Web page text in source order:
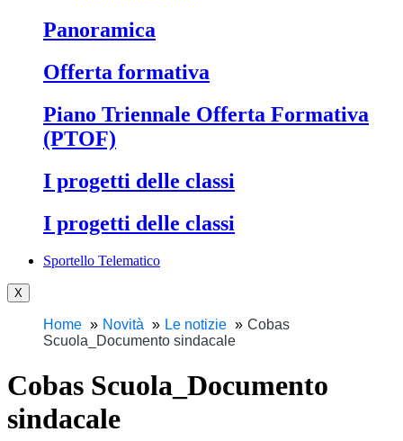
Panoramica
Offerta formativa
Piano Triennale Offerta Formativa
(PTOF)
I progetti delle classi
I progetti delle classi
Sportello Telematico
X
Home Novità Le notizie
Cobas
Scuola_Documento sindacale
Cobas Scuola_Documento
sindacale